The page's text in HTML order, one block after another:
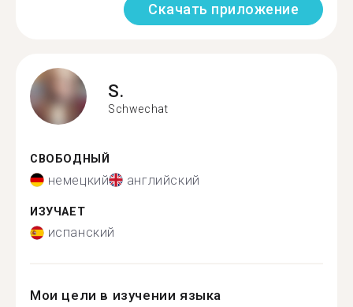
Скачать приложение
S.
Schwechat
СВОБОДНЫЙ
немецкий английский
ИЗУЧАЕТ
испанский
Мои цели в изучении языка